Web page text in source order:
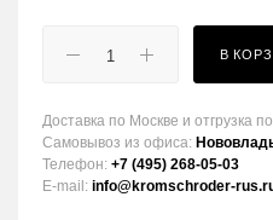
В
Доставка по Москве и отгрузка
Самовывоз из офиса:
Телефон: +7 (495) 268-05-03
E-mail: info@kromschroder-